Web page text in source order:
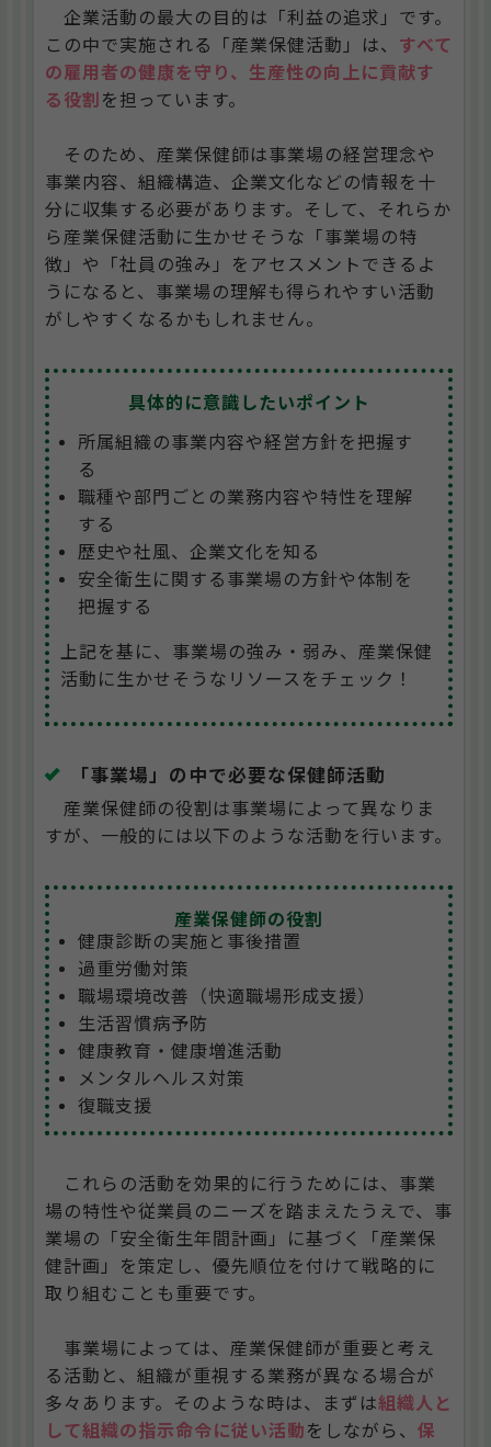
企業活動の最大の目的は「利益の追求」です。
この中で実施される「産業保健活動」は、 すべて
の雇用者の健康を守り、生産性の向上に貢献す
る役割 を担っています。
そのため、産業保健師は事業場の経営理念や
事業内容、組織構造、企業文化などの情報を十
分に収集する必要があります。そして、それらか
ら産業保健活動に生かせそうな「事業場の特
徴」や「社員の強み」をアセスメントできるよ
うになると、事業場の理解も得られやすい活動
がしやすくなるかもしれません。
具体的に意識したいポイント
所属組織の事業内容や経営方針を把握す
る
職種や部門ごとの業務内容や特性を理解
する
歴史や社風、企業文化を知る
安全衛生に関する事業場の方針や体制を
把握する
上記を基に、事業場の強み・弱み、産業保健
活動に生かせそうなリソースをチェック！
「事業場」の中で必要な保健師活動
産業保健師の役割は事業場によって異なりま
すが、一般的には以下のような活動を行います。
産業保健師の役割
健康診断の実施と事後措置
過重労働対策
職場環境改善（快適職場形成支援）
生活習慣病予防
健康教育・健康増進活動
メンタルヘルス対策
復職支援
これらの活動を効果的に行うためには、事業
場の特性や従業員のニーズを踏まえたうえで、事
業場の「安全衛生年間計画」に基づく「産業保
健計画」を策定し、優先順位を付けて戦略的に
取り組むことも重要です。
事業場によっては、産業保健師が重要と考え
る活動と、組織が重視する業務が異なる場合が
多々あります。そのような時は、まずは組織人と
して組織の指示命令に従い活動 をしながら、 保